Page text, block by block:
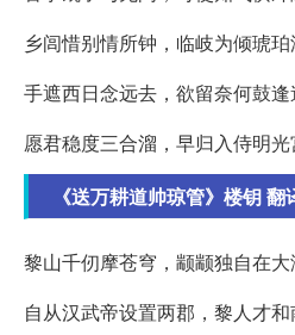
乡闾惜别情所钟，临岐为倾琥珀
手遮西日念远去，欲留奈何鼓逢
愿君稳度三合溜，早归入侍明光
《送万耕道帅琼管》楼钥
黎山千仞摩苍穹，颛颛独自在大
自从汉武帝设置两郡，黎人才和